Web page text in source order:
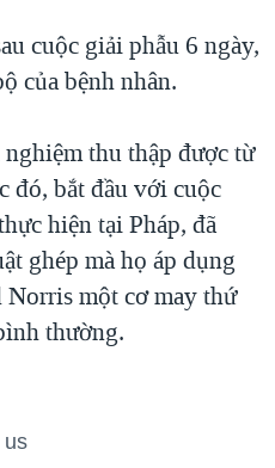
cuộc giải phẫu 6 ngày,
của bệnh nhân.
thu thập được từ
đó, bắt đầu với cuộc
hiện tại Pháp, đã
ghép mà họ áp dụng
một cơ may thứ
thường.
us